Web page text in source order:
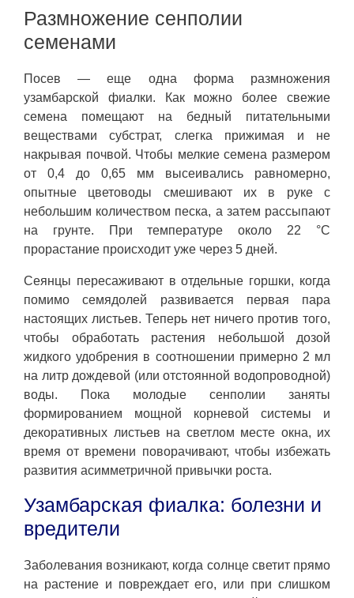
Размножение сенполии
семенами
Посев — еще одна форма размножения
узамбарской фиалки. Как можно более свежие
семена помещают на бедный питательными
веществами субстрат, слегка прижимая и не
накрывая почвой. Чтобы мелкие семена размером
от 0,4 до 0,65 мм высеивались равномерно,
опытные цветоводы смешивают их в руке с
небольшим количеством песка, а затем рассыпают
на грунте. При температуре около 22 °C
прорастание происходит уже через 5 дней.
Сеянцы пересаживают в отдельные горшки, когда
помимо семядолей развивается первая пара
настоящих листьев. Теперь нет ничего против того,
чтобы обработать растения небольшой дозой
жидкого удобрения в соотношении примерно 2 мл
на литр дождевой (или отстоянной водопроводной)
воды. Пока молодые сенполии заняты
формированием мощной корневой системы и
декоративных листьев на светлом месте окна, их
время от времени поворачивают, чтобы избежать
развития асимметричной привычки роста.
Узамбарская фиалка: болезни и
вредители
Заболевания возникают, когда солнце светит прямо
на растение и повреждает его, или при слишком